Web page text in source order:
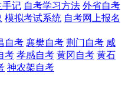
手记 自考学习方法 外省自考
模拟考试系统 自考网上报名
自考 襄樊自考 荆门自考 咸
考 孝感自考 黄冈自考 黄石
神农架自考